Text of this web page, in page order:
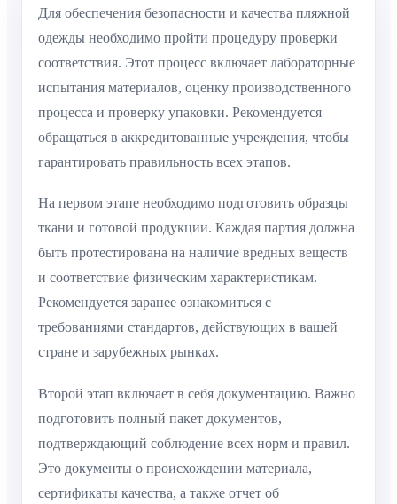
Для обеспечения безопасности и качества пляжной
одежды необходимо пройти процедуру проверки
соответствия. Этот процесс включает лабораторные
испытания материалов, оценку производственного
процесса и проверку упаковки. Рекомендуется
обращаться в аккредитованные учреждения, чтобы
гарантировать правильность всех этапов.
На первом этапе необходимо подготовить образцы
ткани и готовой продукции. Каждая партия должна
быть протестирована на наличие вредных веществ
и соответствие физическим характеристикам.
Рекомендуется заранее ознакомиться с
требованиями стандартов, действующих в вашей
стране и зарубежных рынках.
Второй этап включает в себя документацию. Важно
подготовить полный пакет документов,
подтверждающий соблюдение всех норм и правил.
Это документы о происхождении материала,
сертификаты качества, а также отчет об